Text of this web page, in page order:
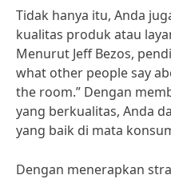
Tidak hanya itu, Anda
kualitas produk atau
Menurut Jeff Bezos,
what other people say
the room.” Dengan
yang berkualitas, Anda
yang baik di mata
Dengan menerapkan